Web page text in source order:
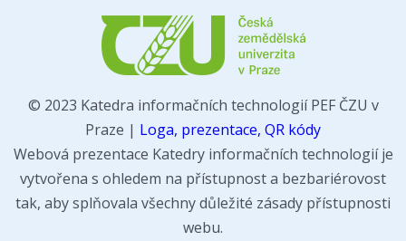
© 2023 Katedra informačních technologií PEF ČZU v
Praze | Loga, prezentace, QR kódy
Webová prezentace Katedry informačních technologií je
vytvořena s ohledem na přístupnost a bezbariérovost
tak, aby splňovala všechny důležité zásady přístupnosti
webu.